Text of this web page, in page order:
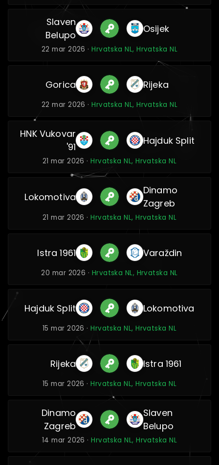
Slaven
Belupo
Osijek
22 mar 2026 ·Hrvatska NL, Hrvatska NL
Gorica Rijeka
22 mar 2026 ·Hrvatska NL, Hrvatska NL
HNK Vukovar
'91
Hajduk Split
21 mar 2026 ·Hrvatska NL, Hrvatska NL
Lokomotiva
Dinamo
Zagreb
21 mar 2026 ·Hrvatska NL, Hrvatska NL
Istra 1961 Varaždin
20 mar 2026 · Hrvatska NL, Hrvatska NL
Hajduk Split Lokomotiva
15 mar 2026 ·Hrvatska NL, Hrvatska NL
Rijeka Istra 1961
15 mar 2026 ·Hrvatska NL, Hrvatska NL
Dinamo
Zagreb
Slaven
Belupo
14 mar 2026 ·Hrvatska NL, Hrvatska NL